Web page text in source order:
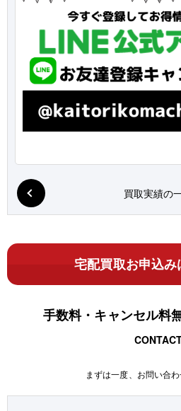
買取実績の
宅配買取お申込み
手数料・キャンセル料
まずは一度、お問い合わ